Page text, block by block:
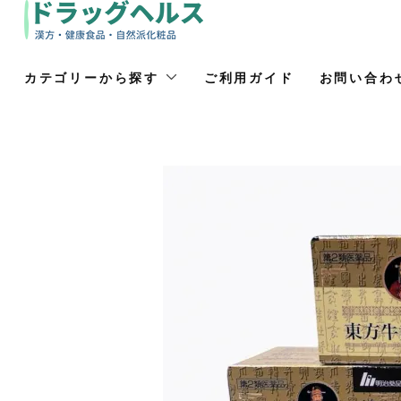
カテゴリーから探す ご利用ガイド お問い合わ